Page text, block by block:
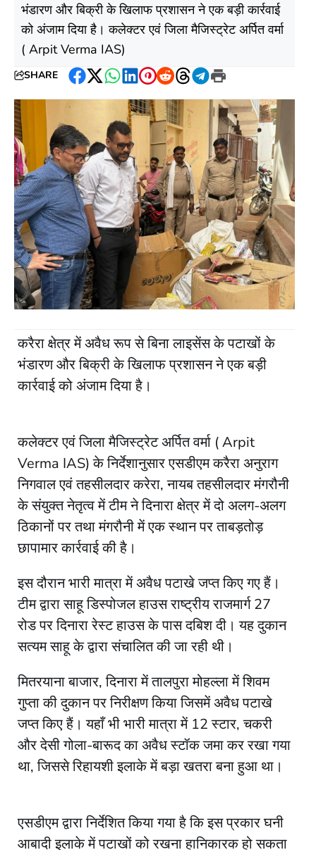
भंडारण और बिक्री के खिलाफ प्रशासन ने एक बड़ी कार्रवाई
को अंजाम दिया है। कलेक्टर एवं जिला मैजिस्ट्रेट अर्पित वर्मा
( Arpit Verma IAS)
SHARE
Facebook
Twitter
WhatsApp
LinkedIn
Pinterest
RedditThreads
Telegram
Print
करैरा क्षेत्र में अवैध रूप से बिना लाइसेंस के पटाखों के
भंडारण और बिक्री के खिलाफ प्रशासन ने एक बड़ी
कार्रवाई को अंजाम दिया है।
कलेक्टर एवं जिला मैजिस्ट्रेट अर्पित वर्मा ( Arpit
Verma IAS) के निर्देशानुसार एसडीएम करैरा अनुराग
निगवाल एवं तहसीलदार करेरा, नायब तहसीलदार मंगरौनी
के संयुक्त नेतृत्व में टीम ने दिनारा क्षेत्र में दो अलग-अलग
ठिकानों पर तथा मंगरौनी में एक स्थान पर ताबड़तोड़
छापामार कार्रवाई की है।
इस दौरान भारी मात्रा में अवैध पटाखे जप्त किए गए हैं।
टीम द्वारा साहू डिस्पोजल हाउस राष्ट्रीय राजमार्ग 27
रोड पर दिनारा रेस्ट हाउस के पास दबिश दी। यह दुकान
सत्यम साहू के द्वारा संचालित की जा रही थी।
मितरयाना बाजार, दिनारा में तालपुरा मोहल्ला में शिवम
गुप्ता की दुकान पर निरीक्षण किया जिसमें अवैध पटाखे
जप्त किए हैं। यहाँ भी भारी मात्रा में 12 स्टार, चकरी
और देसी गोला-बारूद का अवैध स्टॉक जमा कर रखा गया
था, जिससे रिहायशी इलाके में बड़ा खतरा बना हुआ था।
एसडीएम द्वारा निर्देशित किया गया है कि इस प्रकार घनी
आबादी इलाके में पटाखों को रखना हानिकारक हो सकता